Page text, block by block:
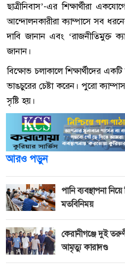
ছাত্রীনিবাস’-এর শিক্ষার্থীরা
আন্দোলনকারীরা ক্যাম্পাসে সব
দাবি জানান এবং ‘রাজনীতিমুক্ত
জানান।
বিক্ষোভ চলাকালে শিক্ষার্থীদের
ভাঙচুরের চেষ্টা করেন। পুরো
সৃষ্টি হয়।
আরও পড়ুন
পানি ব্যবস্থাপনা
মতবিনিময়
কেরানীগঞ্জে দুই
আমৃত্যু কারাদণ্ড